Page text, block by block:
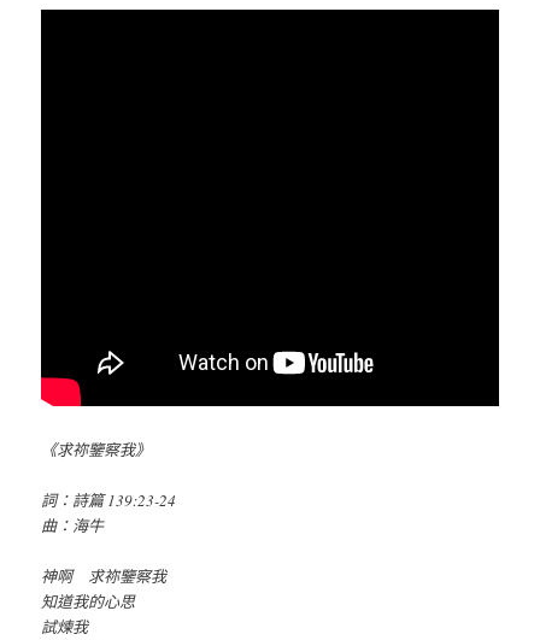
《求祢鑒察我》
詞：詩篇 139:23-24
曲：海牛
神啊 求祢鑒察我
知道我的心思
試煉我